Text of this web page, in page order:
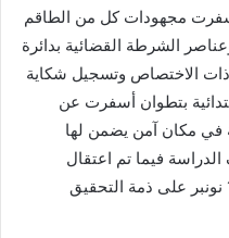
أسفرت مجهودات كل من الطاقم
الشرطة القضائية بدائرة
الاختصاص وتسجيل شكاية
بتطوان أسفرت عن
في مكان آمن يضمن لها
فيما تم اعتقال
المشتكى بها مساء الأمس الجمعة 11 نونبر على ذمة التحقيق